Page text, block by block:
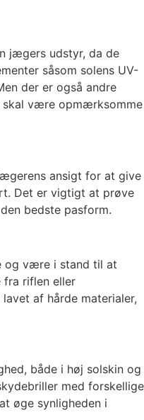
jægers udstyr, da de
såsom solens UV-
der er også andre
skal være opmærksomme
ansigt for at give
Det er vigtigt at prøve
bedste pasform.
og være i stand til at
fra riflen eller
af hårde materialer,
både i høj solskin og
med forskellige
øge synligheden i